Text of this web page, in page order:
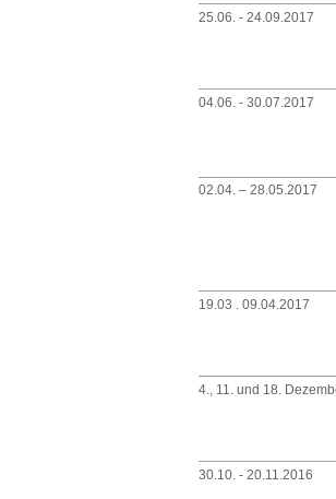
25.06. - 24.09.2017
04.06. - 30.07.2017
02.04. – 28.05.2017
19.03 . 09.04.2017
4., 11. und 18.
30.10. - 20.11.2016